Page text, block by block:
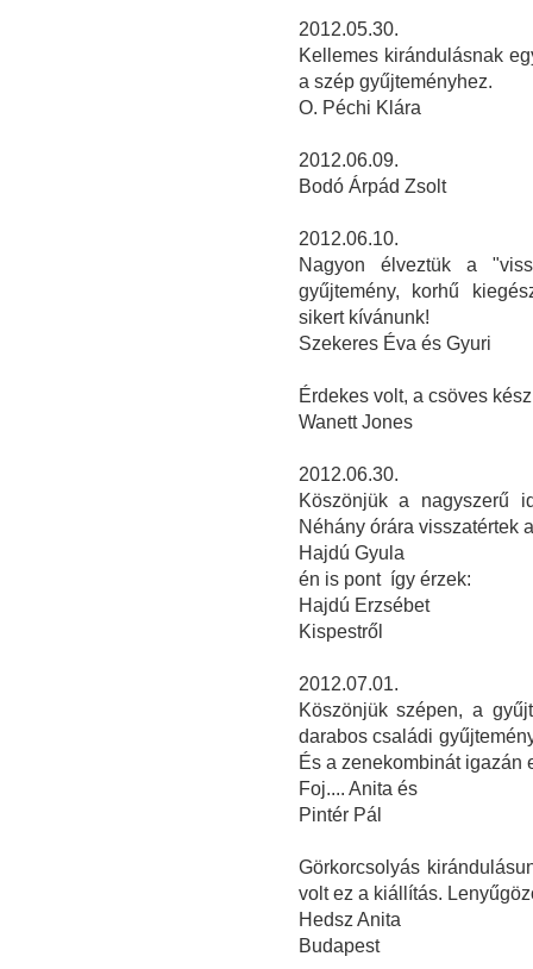
2012.05.30.
Kellemes kirándulásnak
a szép gyűjteményhez.
O. Péchi Klára
2012.06.09.
Bodó Árpád Zsolt
2012.06.10.
Nagyon élveztük a
gyűjtemény, korhű
sikert kívánunk!
Szekeres Éva és Gyuri
Érdekes volt, a csöves
Wanett Jones
2012.06.30.
Köszönjük a nagyszerű
Néhány órára visszatértek
Hajdú Gyula
én is pont így érzek:
Hajdú Erzsébet
Kispestről
2012.07.01.
Köszönjük szépen, a
darabos családi
És a zenekombinát igazán
Foj.... Anita és
Pintér Pál
Görkorcsolyás
volt ez a kiállítás.
Hedsz Anita
Budapest